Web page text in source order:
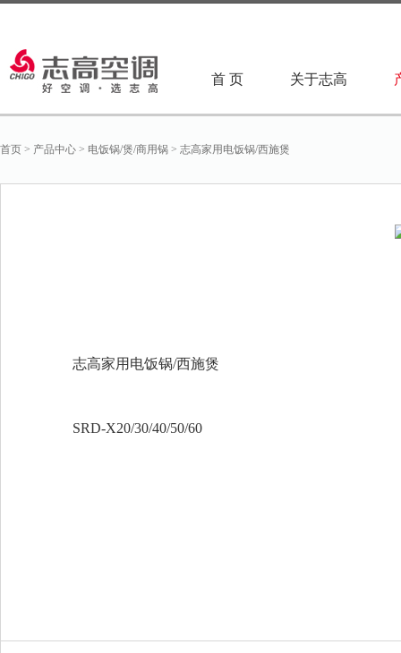
首 页 关于志高
首页 > 产品中心 > 电饭锅/煲/商用锅 > 志高家用电饭锅/西施煲
志高家用电饭锅/西施煲
SRD-X20/30/40/50/60